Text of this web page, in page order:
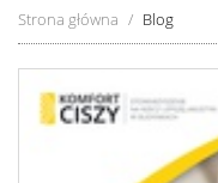
Strona główna Blog